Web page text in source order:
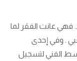
فهي عانت الفقر لما
. وفي إحدى
الفني لتسجيل